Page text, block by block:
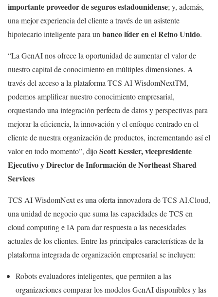
importanteproveedor de seguros estadounidense; y, además,
una mejor experiencia del cliente a través de un asistente
hipotecario inteligente para un banco líder en el Reino Unido.
“La GenAI nos ofrece la oportunidad de aumentar el valor de
nuestro capital de conocimiento en múltiples dimensiones. A
través del acceso a la plataforma TCS AI WisdomNextTM,
podemos amplificar nuestro conocimiento empresarial,
orquestando una integración perfecta de datos y perspectivas para
mejorar la eficiencia, la innovación y el enfoque centrado en el
cliente de nuestra organización de productos, incrementando así el
valor en todo momento”, dijoScott Kessler, vicepresidente
Ejecutivo y Director de Información de Northeast Shared
Services
TCS AI WisdomNext es una oferta innovadora de TCS AI.Cloud,
una unidad de negocio que suma las capacidades de TCS en
cloud computing e IA para dar respuesta a las necesidades
actuales de los clientes. Entre las principales características de la
plataforma integrada de organización empresarial se incluyen:
Robots evaluadores inteligentes, que permiten a las
organizaciones comparar los modelos GenAI disponibles y las